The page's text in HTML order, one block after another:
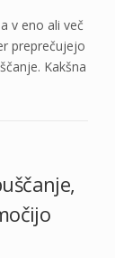
v eno ali več
preprečujejo
Kakšna